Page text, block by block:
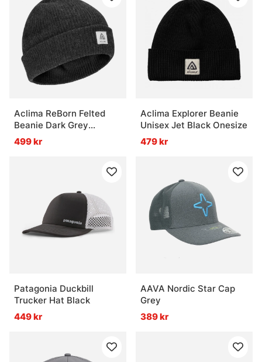
Aclima ReBorn Felted
Beanie Dark Grey
Melange
499 kr
Aclima Explorer Beanie
Unisex Jet Black Onesize
479 kr
Patagonia Duckbill
Trucker Hat Black
449 kr
AAVA Nordic Star Cap
Grey
389 kr